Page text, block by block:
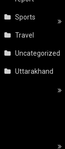
Sports
Travel
Uncategorized
Uttarakhand